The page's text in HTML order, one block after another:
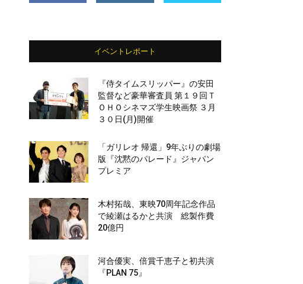
イベントレポート
『侍タイムスリッパー』の安田
監督など豪華審査員 第１９回Ｔ
ＯＨＯシネマズ学生映画祭 ３月
３０日(月)開催
「ガリレオ 帰還」9年ぶりの劇場
版『沈黙のパレード』ジャパン
プレミア
木村拓哉、東映70周年記念作品
で綾瀬はるかと共演 総製作費
20億円
河合優実、倍賞千恵子と初共演
『PLAN 75』